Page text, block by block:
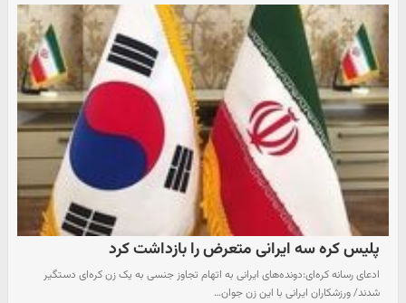
پلیس کره سه ایرانی متعرض را بازداشت کرد
ادعای رسانه کره‌ای:دونده‌های ایرانی به اتهام تجاوز جنسی به یک زن کره‌ای دستگیر
شدند/ ورزشکاران ایرانی با این زن جوان…